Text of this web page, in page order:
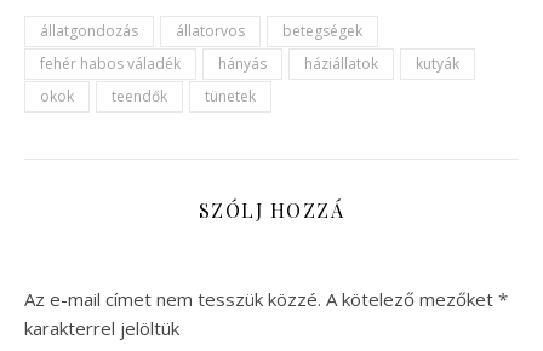
állatgondozás állatorvos
betegségek
fehér habos váladék
hányás háziállatok
kutyák
okok
teendők tünetek
SZÓLJ HOZZÁ
Az e-mail címet nem tesszük közzé. A kötelező mezőket *
karakterrel jelöltük